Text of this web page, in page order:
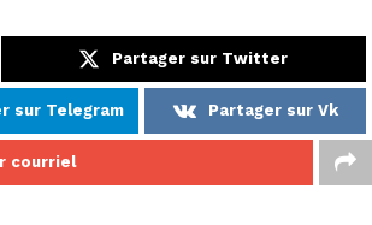
Partager sur Twitter
sur Telegram Partager sur Vk
courriel